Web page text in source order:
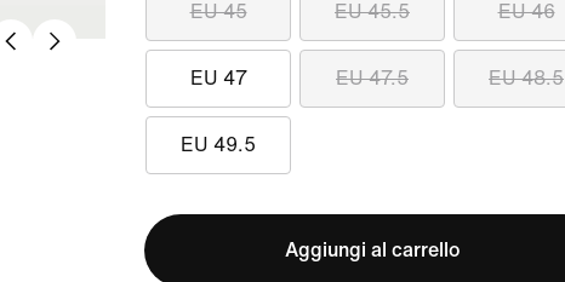
EU 45 EU 45.5 EU 46
EU 47 EU 47.5 EU 48.5
EU 49.5
Aggiungi al carrello